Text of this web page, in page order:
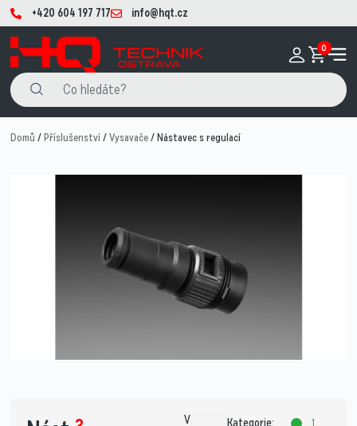
+420 604 197 717 info@hqt.cz
0
Domů /Příslušenství/Vysavače/ Nástavec s regulací
V